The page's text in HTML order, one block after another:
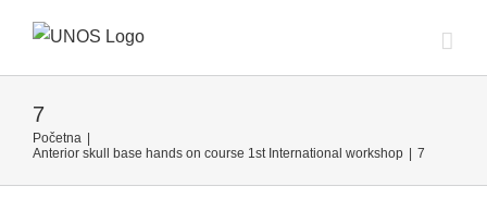
content
7
Početna
Anterior skull base hands on course 1st International workshop
7